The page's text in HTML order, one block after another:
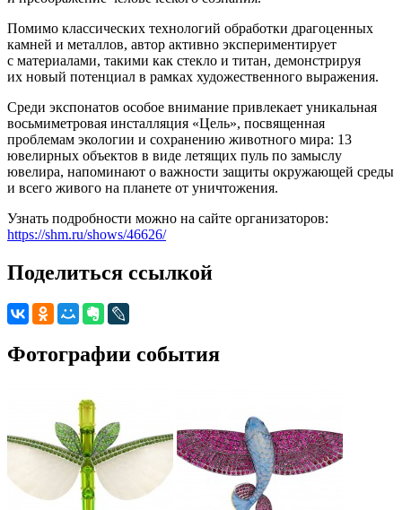
Помимо классических технологий обработки драгоценных
камней и металлов, автор активно экспериментирует
с материалами, такими как стекло и титан, демонстрируя
их новый потенциал в рамках художественного выражения.
Среди экспонатов особое внимание привлекает уникальная
восьмиметровая инсталляция «Цель», посвященная
проблемам экологии и сохранению животного мира: 13
ювелирных объектов в виде летящих пуль по замыслу
ювелира, напоминают о важности защиты окружающей среды
и всего живого на планете от уничтожения.
Узнать подробности можно на сайте организаторов:
https://shm.ru/shows/46626/
Поделиться ссылкой
Фотографии события